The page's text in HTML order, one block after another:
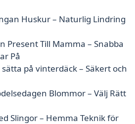
Huskur – Naturlig Lindring
Present Till Mamma – Snabba
På
på vinterdäck – Säkert och
Blommor – Välj Rätt
Slingor – Hemma Teknik för